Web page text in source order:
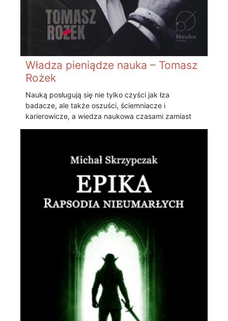
Władza pieniądze nauka – Tomasz
Rożek
Nauką posługują się nie tylko czyści jak łza
badacze, ale także oszuści, ściemniacze i
karierowicze, a wiedza naukowa czasami zamiast